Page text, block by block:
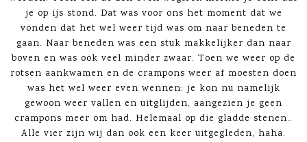
je op ijs stond. Dat was voor ons het moment dat we
vonden dat het wel weer tijd was om naar beneden te
gaan. Naar beneden was een stuk makkelijker dan naar
boven en was ook veel minder zwaar. Toen we weer op de
rotsen aankwamen en de crampons weer af moesten doen
was het wel weer even wennen: je kon nu namelijk
gewoon weer vallen en uitglijden, aangezien je geen
crampons meer om had. Helemaal op die gladde stenen..
Alle vier zijn wij dan ook een keer uitgegleden, haha.